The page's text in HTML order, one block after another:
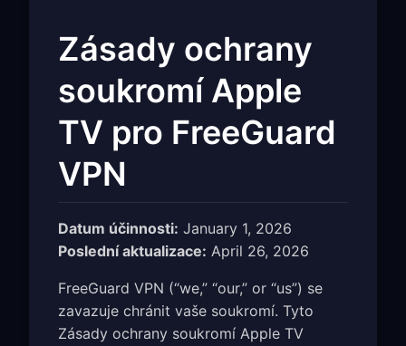
Zásady ochrany
soukromí Apple
TV pro FreeGuard
VPN
Datum účinnosti: January 1, 2026
Poslední aktualizace: April 26, 2026
FreeGuard VPN (“we,” “our,” or “us”) se
zavazuje chránit vaše soukromí. Tyto
Zásady ochrany soukromí Apple TV